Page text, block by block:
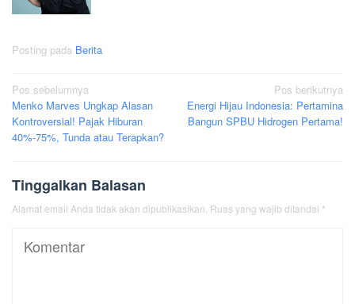
Posting pada Berita
Navigasi
pos
Pos sebelumnya
Menko Marves Ungkap Alasan
Kontroversial! Pajak Hiburan
40%-75%, Tunda atau Terapkan?
Pos berikutnya
Energi Hijau Indonesia: Pertamina
Bangun SPBU Hidrogen Pertama!
Tinggalkan Balasan
Alamat email Anda tidak akan dipublikasikan. Ruas yang wajib ditandai *